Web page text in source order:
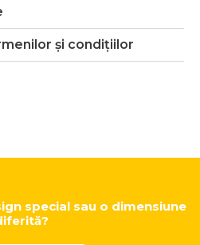
și condițiilor
special sau o dimensiune